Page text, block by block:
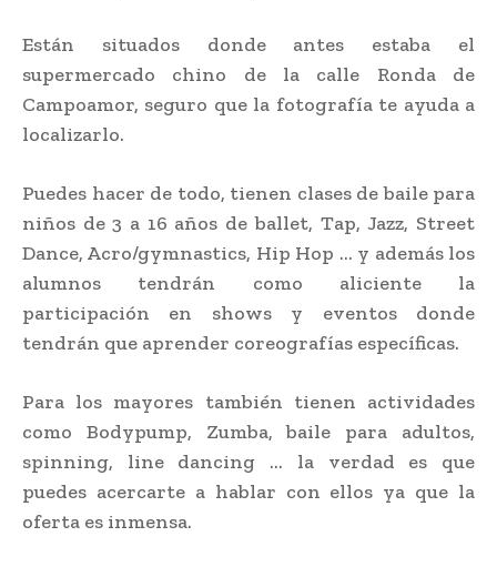
Están situados donde antes estaba el
supermercado chino de la calle Ronda de
Campoamor, seguro que la fotografía te ayuda a
localizarlo.
Puedes hacer de todo, tienen clases de baile para
niños de 3 a 16 años de ballet, Tap, Jazz, Street
Dance, Acro/gymnastics, Hip Hop … y además los
alumnos tendrán como aliciente la
participación en shows y eventos donde
tendrán que aprender coreografías específicas.
Para los mayores también tienen actividades
como Bodypump, Zumba, baile para adultos,
spinning, line dancing … la verdad es que
puedes acercarte a hablar con ellos ya que la
oferta es inmensa.